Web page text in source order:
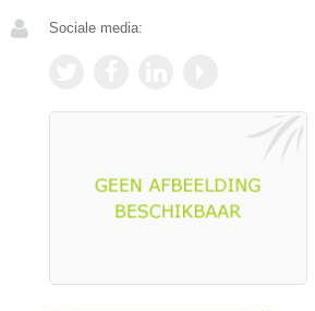
Sociale media: